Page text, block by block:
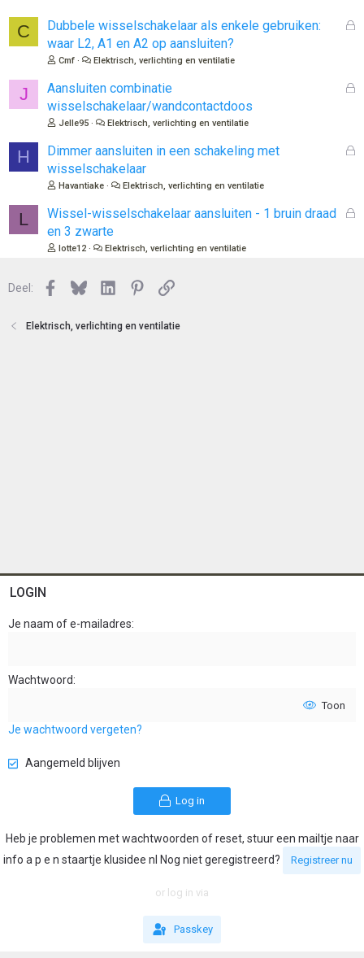
C
G
o
Dubbele wisselschakelaar als enkele gebruiken:
waar L2, A1 en A2 op aansluiten?
Cmf Elektrisch, verlichting en ventilatie
J
G
o
Aansluiten combinatie
wisselschakelaar/wandcontactdoos
Jelle95 Elektrisch, verlichting en ventilatie
H
G
o
Dimmer aansluiten in een schakeling met
wisselschakelaar
Havantiake Elektrisch, verlichting en ventilatie
L
G
Wissel-wisselschakelaar aansluiten - 1 bruin draad
en 3 zwarte
lotte12 Elektrisch, verlichting en ventilatie
Deel: Facebook
BlueskyLinkedInPinterest
Link
Elektrisch, verlichting en ventilatie
LOGIN
Je naam of e-mailadres
Wachtwoord
Toon
Je wachtwoord vergeten?
Aangemeld blijven
Log in
Heb je problemen met wachtwoorden of reset, stuur een mailtje naar
info a p e n staartje klusidee nl Nog niet geregistreerd?
Registreer nu
or log in via
Passkey